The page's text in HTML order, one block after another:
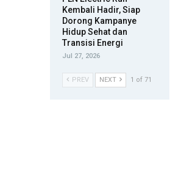
Kembali Hadir, Siap
Dorong Kampanye
Hidup Sehat dan
Transisi Energi
Jul 27, 2026
PREV NEXT 1 of 71